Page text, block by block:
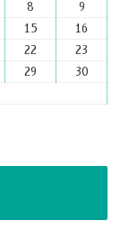
8
9
15
16
22
23
29
30